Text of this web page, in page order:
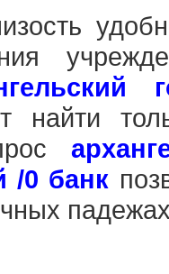
найти
/0 банк